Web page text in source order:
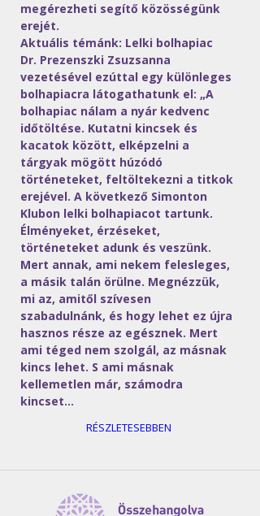
megérezheti segítő közösségünk
erejét.
Aktuális témánk: Lelki bolhapiac
Dr. Prezenszki Zsuzsanna
vezetésével ezúttal egy különleges
bolhapiacra látogathatunk el: „A
bolhapiac nálam a nyár kedvenc
időtöltése. Kutatni kincsek és
kacatok között, elképzelni a
tárgyak mögött húzódó
történeteket, feltöltekezni a titkok
erejével. A következő Simonton
Klubon lelki bolhapiacot tartunk.
Élményeket, érzéseket,
történeteket adunk és veszünk.
Mert annak, ami nekem felesleges,
a másik talán örülne. Megnézzük,
mi az, amitől szívesen
szabadulnánk, és hogy lehet ez újra
hasznos része az egésznek. Mert
ami téged nem szolgál, az másnak
kincs lehet. S ami másnak
kellemetlen már, számodra
kincset…
RÉSZLETESEBBEN